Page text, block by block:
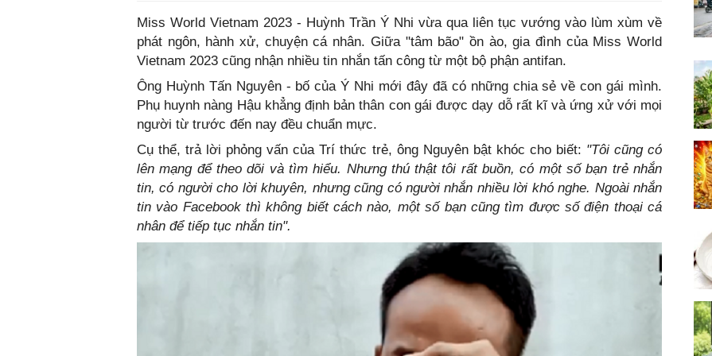
Miss World Vietnam 2023 - Huỳnh Trần Ý Nhi vừa qua liên tục vướng vào lùm xùm về
phát ngôn, hành xử, chuyện cá nhân. Giữa "tâm bão" ồn ào, gia đình của Miss World
Vietnam 2023 cũng nhận nhiều tin nhắn tấn công từ một bộ phận antifan.
Ông Huỳnh Tấn Nguyên - bố của Ý Nhi mới đây đã có những chia sẻ về con gái mình.
Phụ huynh nàng Hậu khẳng định bản thân con gái được dạy dỗ rất kĩ và ứng xử với mọi
người từ trước đến nay đều chuẩn mực.
Cụ thể, trả lời phỏng vấn của Trí thức trẻ, ông Nguyên bật khóc cho biết:
lên mạng để theo dõi và tìm hiểu. Nhưng thú thật tôi rất buồn, có một số bạn trẻ nhắn
tin, có người cho lời khuyên, nhưng cũng có người nhắn nhiều lời khó nghe. Ngoài nhắn
tin vào Facebook thì không biết cách nào, một số bạn cũng tìm được số điện thoại cá
nhân để tiếp tục nhắn tin".